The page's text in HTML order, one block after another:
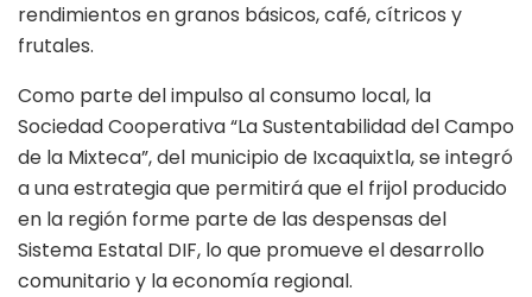
rendimientos en granos básicos, café, cítricos y
frutales.
Como parte del impulso al consumo local, la
Sociedad Cooperativa “La Sustentabilidad del Campo
de la Mixteca”, del municipio de Ixcaquixtla, se integró
a una estrategia que permitirá que el frijol producido
en la región forme parte de las despensas del
Sistema Estatal DIF, lo que promueve el desarrollo
comunitario y la economía regional.